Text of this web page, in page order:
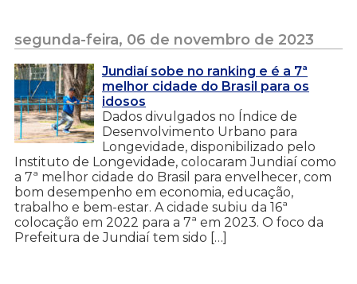
segunda-feira, 06 de novembro de 2023
Jundiaí sobe no ranking e é a 7ª
melhor cidade do Brasil para os
idosos
Dados divulgados no Índice de
Desenvolvimento Urbano para
Longevidade, disponibilizado pelo
Instituto de Longevidade, colocaram Jundiaí como
a 7ª melhor cidade do Brasil para envelhecer, com
bom desempenho em economia, educação,
trabalho e bem-estar. A cidade subiu da 16ª
colocação em 2022 para a 7ª em 2023. O foco da
Prefeitura de Jundiaí tem sido […]